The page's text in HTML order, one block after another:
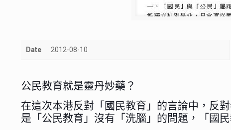
Date 2012-08-10
公民教育就是靈丹妙藥？
在這次本港反對「國民教育」的言論中，反
是「公民教育」沒有「洗腦」的問題，「國